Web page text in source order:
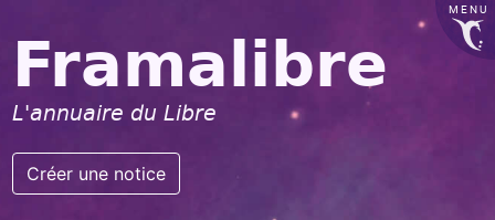
MENU
Framalibre
L'annuaire du Libre
Créer une notice